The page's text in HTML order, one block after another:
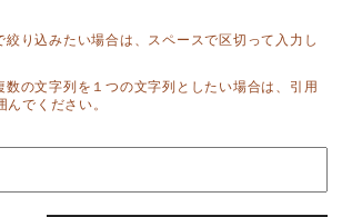
絞り込みたい場合は、スペースで区切って入力し
数の文字列を１つの文字列としたい場合は、引用
でください。